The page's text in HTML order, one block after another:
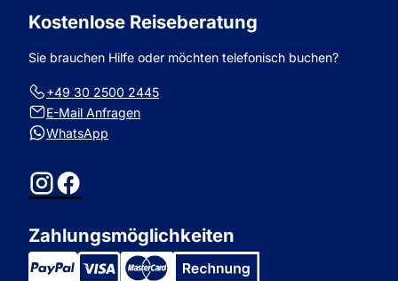
Kostenlose Reiseberatung
Sie brauchen Hilfe oder möchten telefonisch buchen?
+49 30 2500 2445
E-Mail Anfragen
WhatsApp
InstagramFacebook
Zahlungsmöglichkeiten